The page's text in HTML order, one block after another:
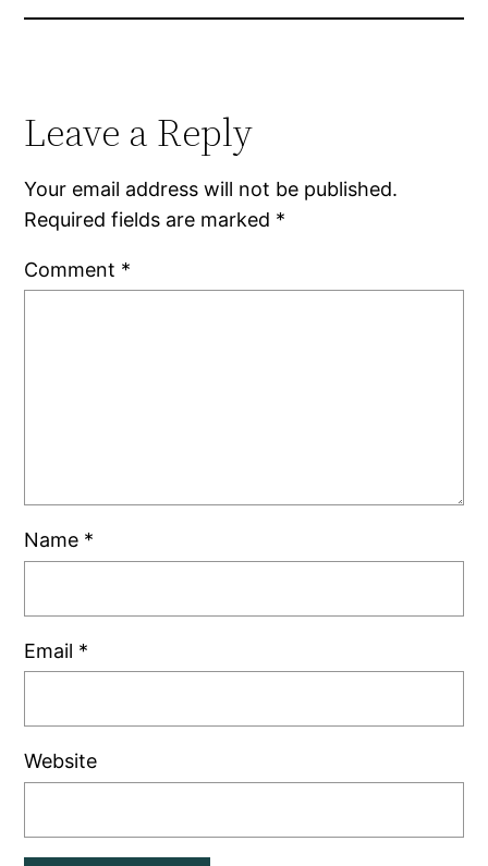
Leave a Reply
Your email address will not be published.
Required fields are marked *
Comment *
Name *
Email *
Website